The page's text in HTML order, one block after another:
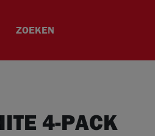
ZOEKEN
4-PACK